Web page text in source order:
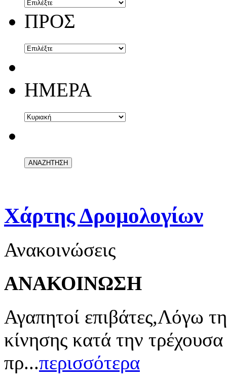
ΠΡΟΣ
ΗΜΕΡΑ
Χάρτης Δρομολογίων
Ανακοινώσεις
ΑΝΑΚΟΙΝΩΣΗ
Αγαπητοί επιβάτες,Λόγω
κίνησης κατά την
πρ...περισσότερα